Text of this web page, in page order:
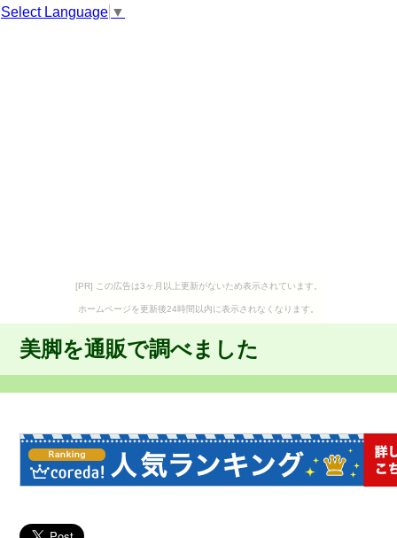
Select Language ▼
[PR] この広告は3ヶ月以上更新がないため表示されています。
ホームページを更新後24時間以内に表示されなくなります。
美脚を通販で調べました